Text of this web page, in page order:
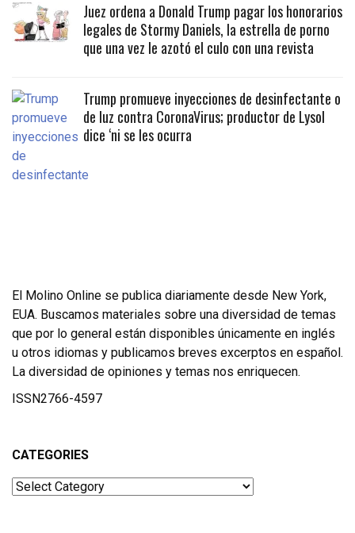
Juez ordena a Donald Trump pagar los honorarios
legales de Stormy Daniels, la estrella de porno
que una vez le azotó el culo con una revista
Trump promueve inyecciones de desinfectante o
de luz contra CoronaVirus; productor de Lysol
dice ‘ni se les ocurra
El Molino Online se publica diariamente desde New York,
EUA. Buscamos materiales sobre una diversidad de temas
que por lo general están disponibles únicamente en inglés
u otros idiomas y publicamos breves excerptos en español.
La diversidad de opiniones y temas nos enriquecen.
ISSN2766-4597
CATEGORIES
Categories